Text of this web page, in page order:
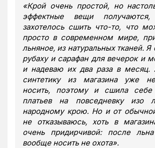
«Крой очень простой, но
эффектные вещи
захотелось сшить что-то, что
просто в современном мире,
льняное, из натуральных тканей.
рубаху и сарафан для вечерок и
и надеваю их два раза в
синтетику из магазина уже
носить, поэтому и сшила себе
платьев на повседневку изо
народному крою. Но и от
не отказываюсь, хоть в
очень придирчивой: после льна
вообще носить не охота».